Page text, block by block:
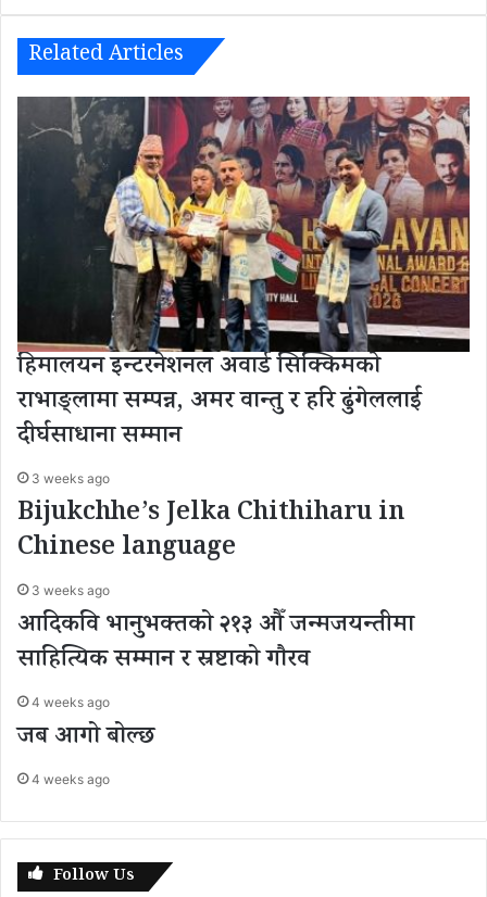
Related Articles
हिमालयन इन्टरनेशनल अवार्ड सिक्किमको
राभाङ्लामा सम्पन्न, अमर वान्तु र हरि ढुंगेललाई
दीर्घसाधाना सम्मान
3 weeks ago
Bijukchhe’s Jelka Chithiharu in
Chinese language
3 weeks ago
आदिकवि भानुभक्तको २१३ औँ जन्मजयन्तीमा
साहित्यिक सम्मान र स्रष्टाको गौरव
4 weeks ago
जब आगो बोल्छ
4 weeks ago
Follow Us